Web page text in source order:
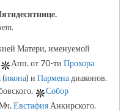
Матери, именуемой
Апп. от 70-ти Прохора
(икона) и Пармена диаконов.
Собор
Евстафия Анкирского.